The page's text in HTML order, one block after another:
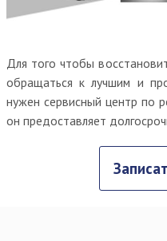
Для того чтобы
обращаться к лучшим и
нужен сервисный центр по
он предоставляет